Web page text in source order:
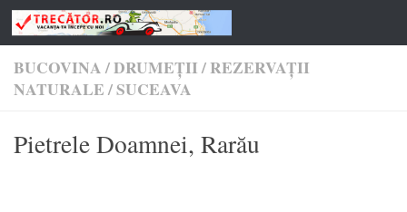
Skip to content
BUCOVINA/DRUMEŢII/REZERVAȚII
NATURALE/SUCEAVA
Pietrele Doamnei, Rarău